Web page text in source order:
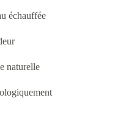
échauffée
naturelle